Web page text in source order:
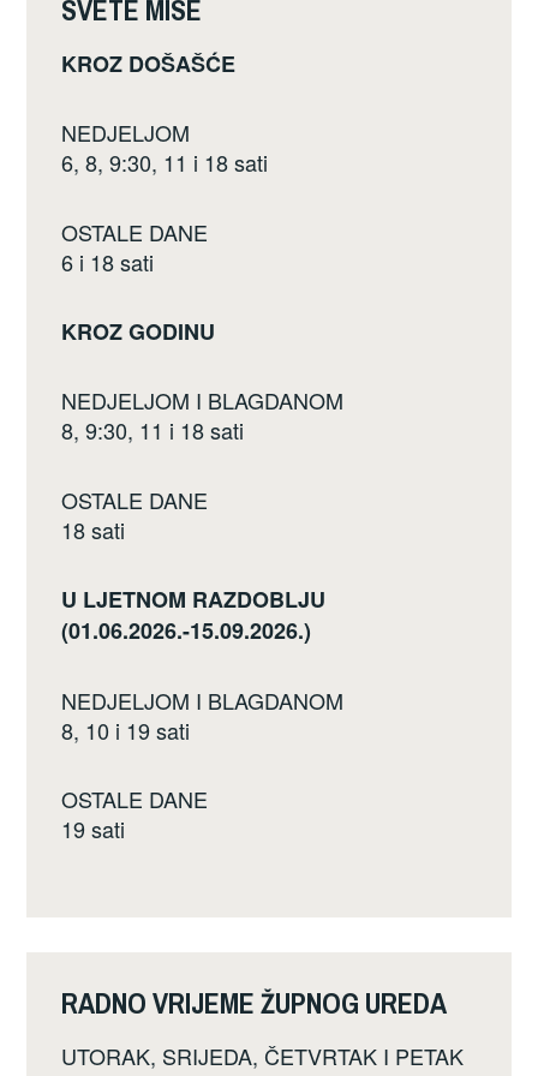
SVETE MISE
KROZ DOŠAŠĆE
NEDJELJOM
6, 8, 9:30, 11 i 18 sati
OSTALE DANE
6 i 18 sati
KROZ GODINU
NEDJELJOM I BLAGDANOM
8, 9:30, 11 i 18 sati
OSTALE DANE
18 sati
U LJETNOM RAZDOBLJU
(01.06.2026.-15.09.2026.)
NEDJELJOM I BLAGDANOM
8, 10 i 19 sati
OSTALE DANE
19 sati
RADNO VRIJEME ŽUPNOG UREDA
UTORAK, SRIJEDA, ČETVRTAK I PETAK